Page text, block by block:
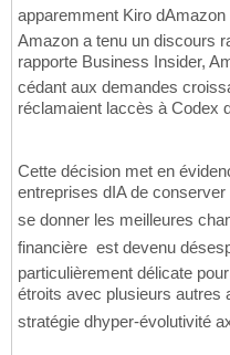
apparemment Kiro
Amazon a tenu un discours
rapporte Business Insider,
cédant aux demandes
réclamaient laccès à Codex
Cette décision met en
entreprises dIA de
se donner les meilleures
financière  est devenu
particulièrement délicate
étroits avec plusieurs autres
stratégie dhyper-évolutivité